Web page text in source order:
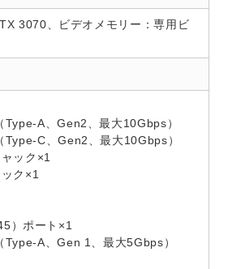
3070、ビデオメモリー：専用ビ
A、Gen2、最大10Gbps）
C、Gen2、最大10Gbps）
ック×1
ク×1
）ポート×1
A、Gen 1、最大5Gbps）